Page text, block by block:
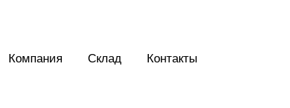
Компания Склад Контакты